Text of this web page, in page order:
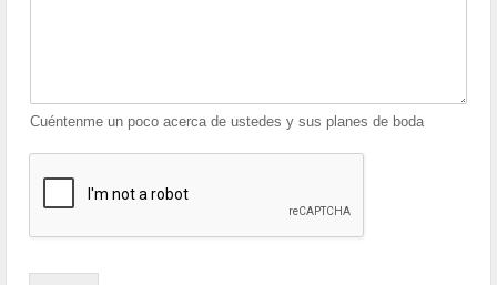
Cuéntenme un poco acerca de ustedes y sus planes de boda